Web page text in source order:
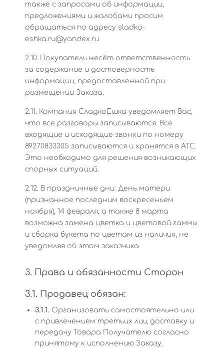
также с запросами об информации,
предложениями и жалобами просим
обращаться по адресу sladko-
eshka.ru@yandex.ru
2.10. Покупатель несёт ответственность
за содержание и достоверность
информации, предоставленной при
размещении Заказа.
2.11. Компания СладкоЕшка уведомляет Вас,
что все разговоры записываются. Все
входящие и исходящие звонки по номеру
89270833305 записываются и хранятся в АТС.
Это необходимо для решения возникающих
спорных ситуаций.
2.12. В праздничные дни: День матери
(признанное последним воскресеньем
ноября), 14 февраля, а также 8 марта
возможна замена цветка и цветовой гаммы
и сборка букета по цветам из наличия, не
уведомляя об этом заказчика.
3. Права и обязанности Сторон
3.1. Продавец обязан:
3.1.1. Организовать самостоятельно или
с привлечением третьих лиц доставку и
передачу Товара Получателю согласно
принятому к исполнению Заказу.